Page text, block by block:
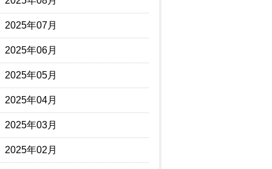
2025年07月
2025年06月
2025年05月
2025年04月
2025年03月
2025年02月